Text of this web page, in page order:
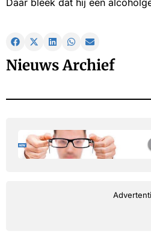
Daar bleek dat hij een
Nieuws Archief